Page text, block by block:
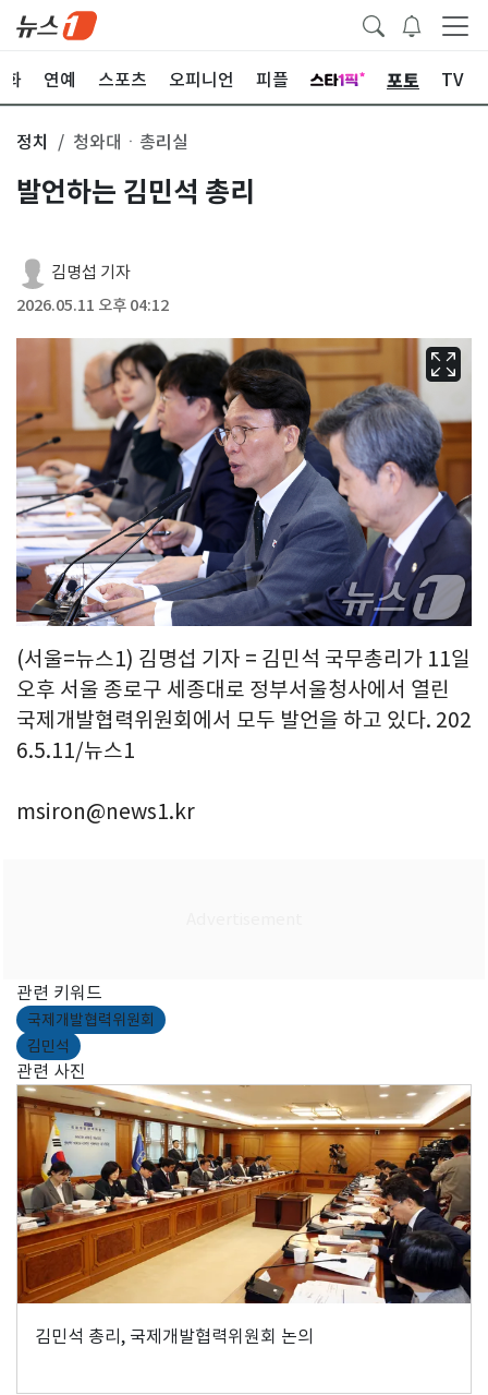
화 연예 스포츠 오피니언 피플 포토 TV
정치 청와대ㆍ총리실
발언하는 김민석 총리
김명섭 기자
2026.05.11 오후 04:12
(서울=뉴스1) 김명섭 기자 = 김민석 국무총리가 11일
오후 서울 종로구 세종대로 정부서울청사에서 열린
국제개발협력위원회에서 모두 발언을 하고 있다. 202
6.5.11/뉴스1
msiron@news1.kr
관련 키워드
국제개발협력위원회
김민석
관련 사진
김민석 총리, 국제개발협력위원회 논의